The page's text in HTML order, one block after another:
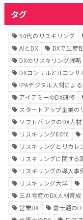
タグ
50代のリスキリング
AIとDX
DXで生産
DXのリスキリング戦略
DXコンサルとITコンサ
IPAデジタル人材によ
アイデミーのDX研修
スタートアップ企業の
ソフトバンクのDX人
リスキリング60代
リスキリングとリカレ
リスキリングに関する
リスキリングの導入事
リスキリング大学
三井物産のDX人材育成
営業DX
富士通の